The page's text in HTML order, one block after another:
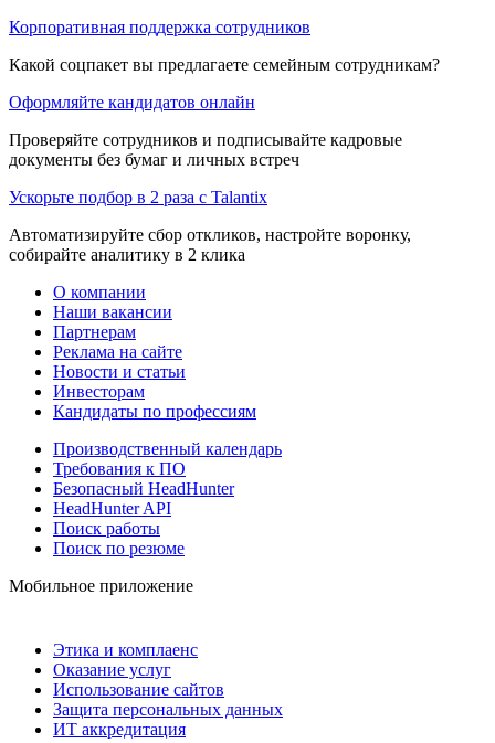
Корпоративная поддержка сотрудников
Какой соцпакет вы предлагаете семейным сотрудникам?
Оформляйте кандидатов онлайн
Проверяйте сотрудников и подписывайте кадровые
документы без бумаг и личных встреч
Ускорьте подбор в 2 раза с Talantix
Автоматизируйте сбор откликов, настройте воронку,
собирайте аналитику в 2 клика
О компании
Наши вакансии
Партнерам
Реклама на сайте
Новости и статьи
Инвесторам
Кандидаты по профессиям
Производственный календарь
Требования к ПО
Безопасный HeadHunter
HeadHunter API
Поиск работы
Поиск по резюме
Мобильное приложение
Этика и комплаенс
Оказание услуг
Использование сайтов
Защита персональных данных
ИТ аккредитация